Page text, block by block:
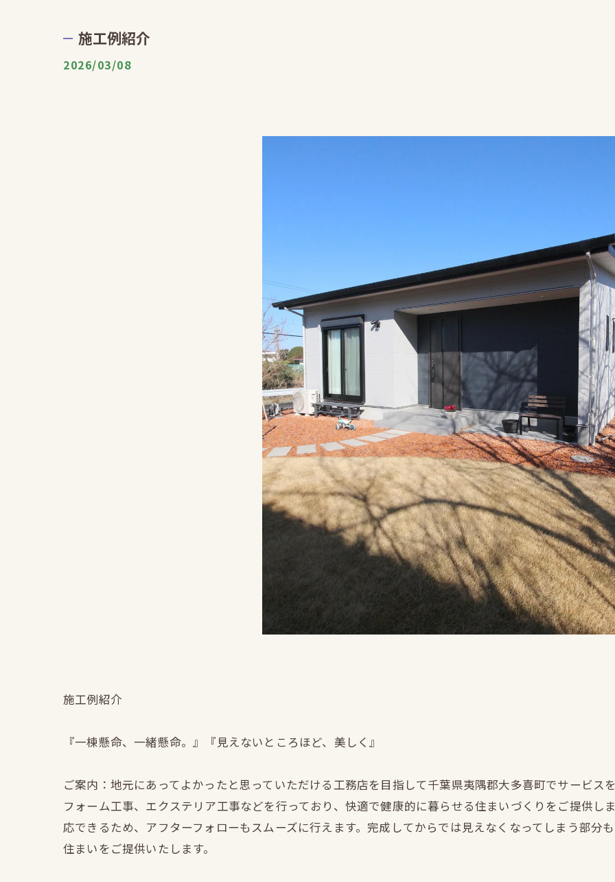
施工例紹介
2026/03/08
施工例紹介
『一棟懸命、一緒懸命。』『見えないところほど、美しく』
ご案内：地元にあってよかったと思っていただける工務店を目指して千葉県夷隅郡大多喜町でサービス
フォーム工事、エクステリア工事などを行っており、快適で健康的に暮らせる住まいづくりをご提供し
応できるため、アフターフォローもスムーズに行えます。完成してからでは見えなくなってしまう部分
住まいをご提供いたします。